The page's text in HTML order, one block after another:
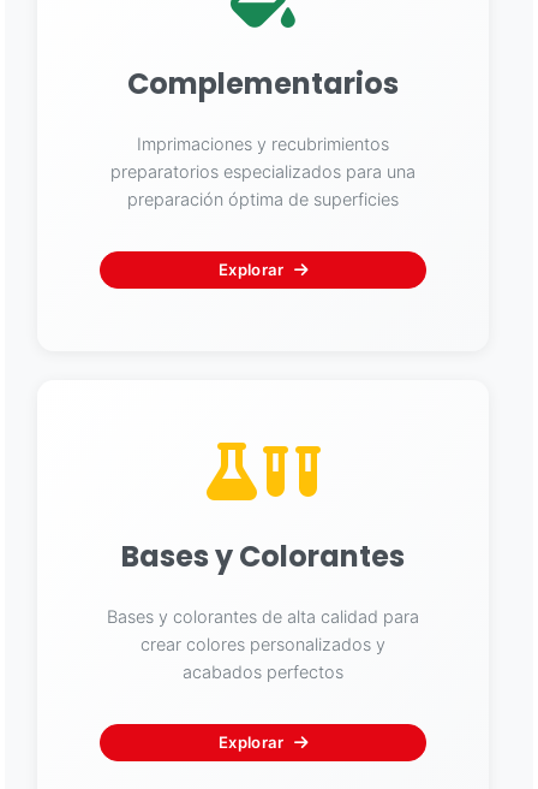
Complementarios
Imprimaciones y recubrimientos
preparatorios especializados para una
preparación óptima de superficies
Explorar
Bases y Colorantes
Bases y colorantes de alta calidad para
crear colores personalizados y
acabados perfectos
Explorar
Asistente EMAPI